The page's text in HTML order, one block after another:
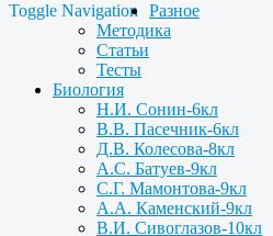
Toggle Navigation
Разное
Методика
Статьи
Тесты
Биология
Н.И. Сонин-6кл
В.В. Пасечник-6кл
Д.В. Колесова-8кл
А.С. Батуев-9кл
С.Г. Мамонтова-9кл
А.А. Каменский-9кл
В.И. Сивоглазов-10кл